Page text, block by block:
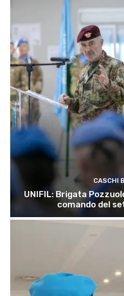
CASCHI
UNIFIL: Brigata
comando del